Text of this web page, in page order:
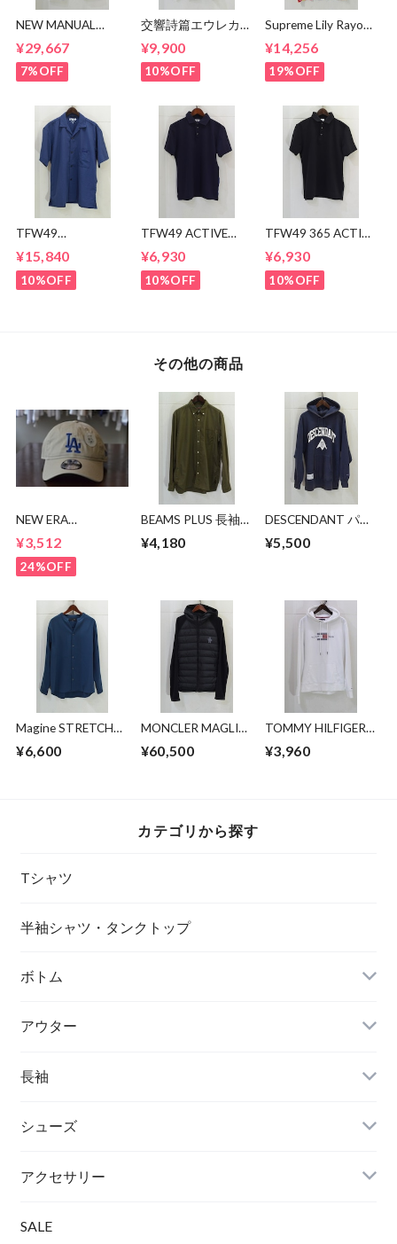
NEW MANUAL
JEANS
¥29,667
7%OFF
交響詩篇エウレカセ
MOSH
MISFITS"EUREKA"
TEE
¥9,900
10%OFF
Supreme Lily Rayon
¥14,256
19%OFF
TFW49
OPEN COLLAR
SHIRTS
¥15,840
10%OFF
TFW49 ACTIVE
¥6,930
10%OFF
TFW49 365 ACTIVE
¥6,930
10%OFF
その他の商品
NEW ERA
¥3,512
24%OFF
BEAMS PLUS 長袖シ
¥4,180
DESCENDANT パー
¥5,500
Magine STRETCH
SKIPPER SHIRTS
¥6,600
MONCLER MAGLIA
¥60,500
TOMMY HILFIGER
¥3,960
カテゴリから探す
Tシャツ
半袖シャツ・タンクトップ
ボトム
アウター
長袖
シューズ
アクセサリー
SALE